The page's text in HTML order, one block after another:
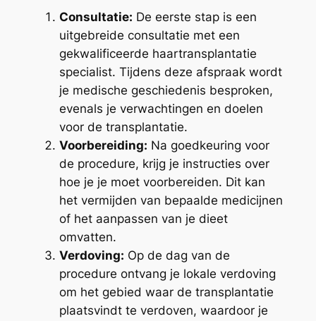
Consultatie: De eerste stap is een
uitgebreide consultatie met een
gekwalificeerde haartransplantatie
specialist. Tijdens deze afspraak wordt
je medische geschiedenis besproken,
evenals je verwachtingen en doelen
voor de transplantatie.
Voorbereiding: Na goedkeuring voor
de procedure, krijg je instructies over
hoe je je moet voorbereiden. Dit kan
het vermijden van bepaalde medicijnen
of het aanpassen van je dieet
omvatten.
Verdoving: Op de dag van de
procedure ontvang je lokale verdoving
om het gebied waar de transplantatie
plaatsvindt te verdoven, waardoor je